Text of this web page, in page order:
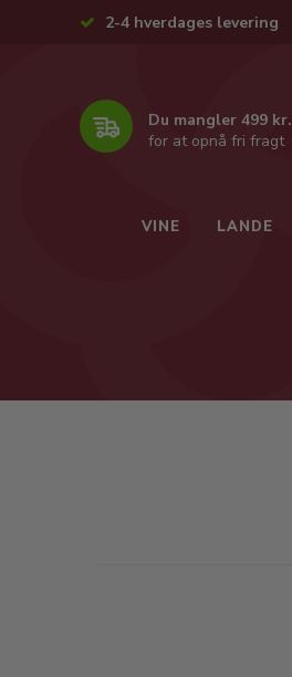
2-4 hverdages levering
Du mangler 499 kr.
for at opnå fri fragt
VINE LANDE